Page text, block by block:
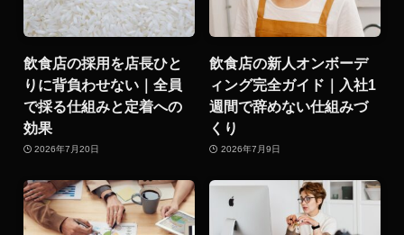
飲食店の採用を店長ひと
りに背負わせない｜全員
で採る仕組みと定着への
効果
2026年7月20日
飲食店の新人オンボーデ
ィング完全ガイド｜入社1
週間で辞めない仕組みづ
くり
2026年7月9日